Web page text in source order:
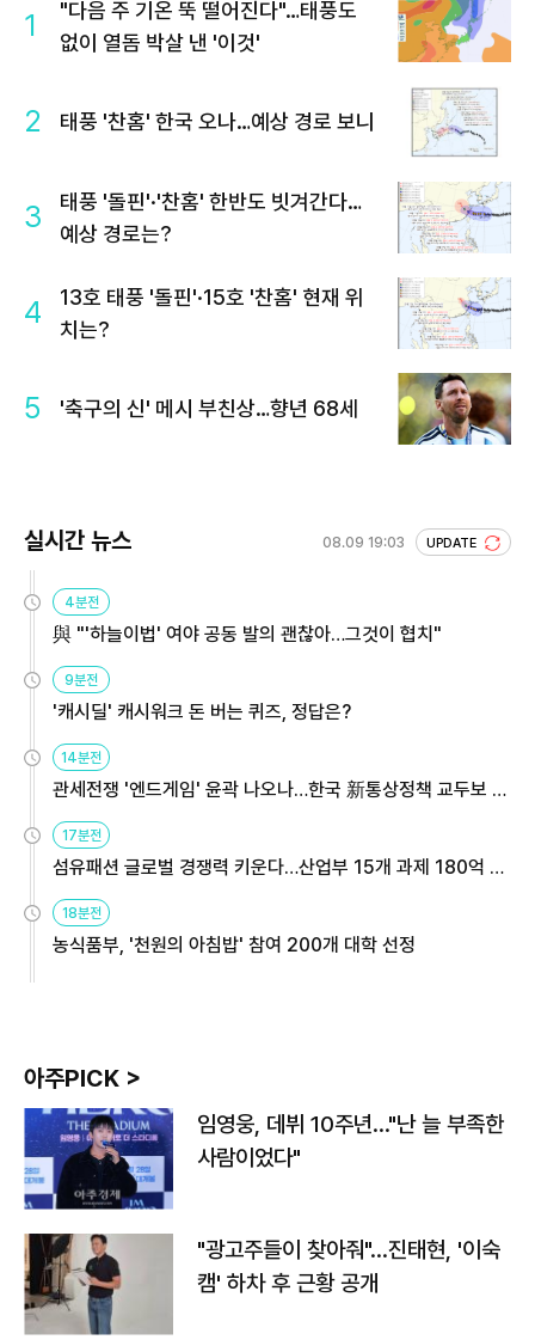
1
"다음 주 기온 뚝 떨어진다"…태풍도
없이 열돔 박살 낸 '이것'
2 태풍 '찬홈' 한국 오나…예상 경로 보니
3
태풍 '돌핀'·'찬홈' 한반도 빗겨간다…
예상 경로는?
4
13호 태풍 '돌핀'·15호 '찬홈' 현재 위
치는?
5 '축구의 신' 메시 부친상…향년 68세
실시간 뉴스 08.09 19:03 UPDATE
4분전
與 "'하늘이법' 여야 공동 발의 괜찮아…그것이 협치"
9분전
'캐시딜' 캐시워크 돈 버는 퀴즈, 정답은?
14분전
관세전쟁 '엔드게임' 윤곽 나오나…한국 新통상정책 교두보 활
17분전
섬유패션 글로벌 경쟁력 키운다…산업부 15개 과제 180억 지
18분전
농식품부, '천원의 아침밥' 참여 200개 대학 선정
아주PICK >
임영웅, 데뷔 10주년…"난 늘 부족한
사람이었다"
"광고주들이 찾아줘"…진태현, '이숙
캠' 하차 후 근황 공개